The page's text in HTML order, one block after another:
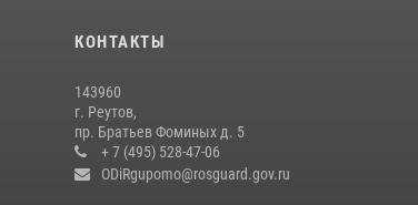
КОНТАКТЫ
143960
г. Реутов,
пр. Братьев Фоминых д. 5
+ 7 (495) 528-47-06
ODiRgupomo@rosguard.gov.ru